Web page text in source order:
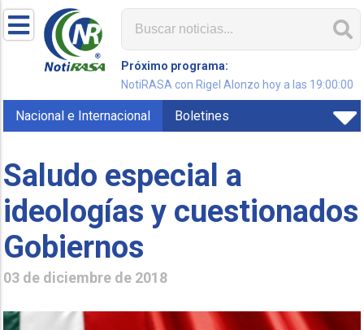
Próximo programa:
NotiRASA con Rigel Alonzo hoy a las 19:00:00
Nacional e Internacional Boletines
Saludo especial a
ideologías y cuestionados
Gobiernos
03 de diciembre de 2018